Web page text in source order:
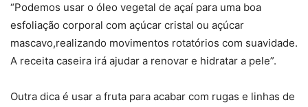
“Podemos usar o óleo vegetal de açaí para uma boa
esfoliação corporal com açúcar cristal ou açúcar
mascavo,realizando movimentos rotatórios com suavidade.
A receita caseira irá ajudar a renovar e hidratar a pele”.
Outra dica é usar a fruta para acabar com rugas e linhas de